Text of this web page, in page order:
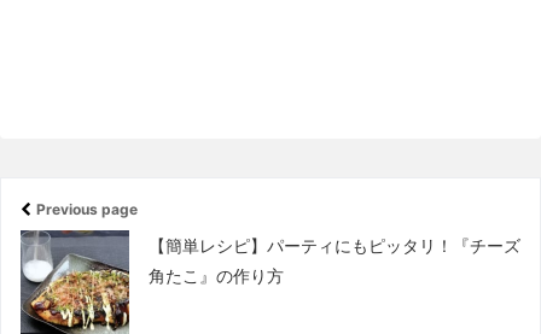
Previous page
【簡単レシピ】パーティにもピッタリ！『チーズ
角たこ』の作り方